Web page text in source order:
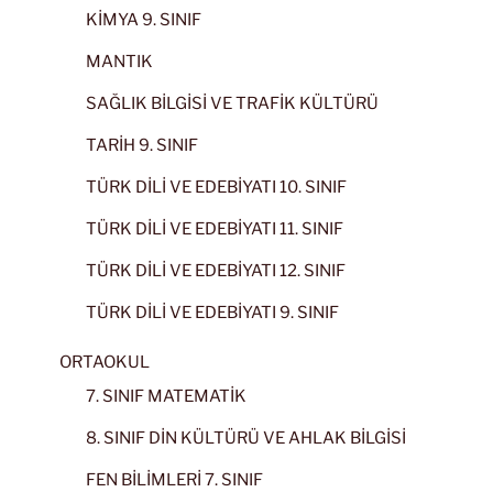
KİMYA 9. SINIF
MANTIK
SAĞLIK BİLGİSİ VE TRAFİK KÜLTÜRÜ
TARİH 9. SINIF
TÜRK DİLİ VE EDEBİYATI 10. SINIF
TÜRK DİLİ VE EDEBİYATI 11. SINIF
TÜRK DİLİ VE EDEBİYATI 12. SINIF
TÜRK DİLİ VE EDEBİYATI 9. SINIF
ORTAOKUL
7. SINIF MATEMATİK
8. SINIF DİN KÜLTÜRÜ VE AHLAK BİLGİSİ
FEN BİLİMLERİ 7. SINIF